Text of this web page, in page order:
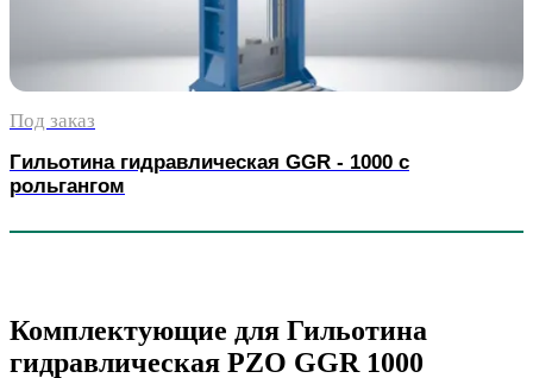
Под заказ
Гильотина гидравлическая GGR - 1000 с
рольгангом
Комплектующие для Гильотина
гидравлическая PZO GGR 1000